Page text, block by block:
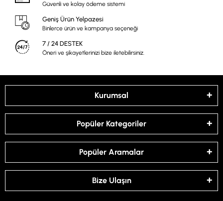
Güvenli ve kolay ödeme sistemi
Geniş Ürün Yelpazesi
Binlerce ürün ve kampanya seçeneği
7 / 24 DESTEK
Öneri ve şikayetlerinizi bize iletebilirsiniz.
Kurumsal
Popüler Kategoriler
Popüler Aramalar
Bize Ulaşın